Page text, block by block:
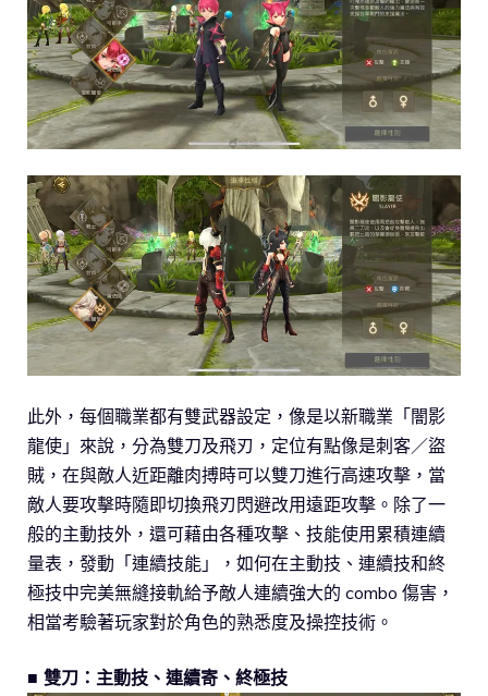
此外，每個職業都有雙武器設定，像是以新職業「闇影
龍使」來說，分為雙刀及飛刃，定位有點像是刺客／盜
賊，在與敵人近距離肉搏時可以雙刀進行高速攻擊，當
敵人要攻擊時隨即切換飛刃閃避改用遠距攻擊。除了一
般的主動技外，還可藉由各種攻擊、技能使用累積連續
量表，發動「連續技能」，如何在主動技、連續技和終
極技中完美無縫接軌給予敵人連續強大的 combo 傷害，
相當考驗著玩家對於角色的熟悉度及操控技術。
■ 雙刀：主動技、連續寄、終極技